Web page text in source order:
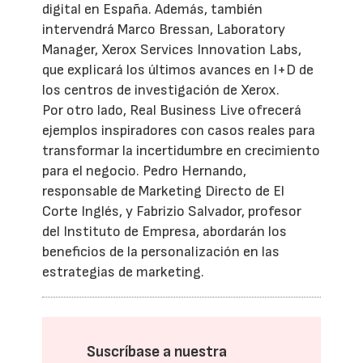
digital en España. Además, también
intervendrá Marco Bressan, Laboratory
Manager, Xerox Services Innovation Labs,
que explicará los últimos avances en I+D de
los centros de investigación de Xerox.
Por otro lado, Real Business Live ofrecerá
ejemplos inspiradores con casos reales para
transformar la incertidumbre en crecimiento
para el negocio. Pedro Hernando,
responsable de Marketing Directo de El
Corte Inglés, y Fabrizio Salvador, profesor
del Instituto de Empresa, abordarán los
beneficios de la personalización en las
estrategias de marketing.
Suscríbase a nuestra